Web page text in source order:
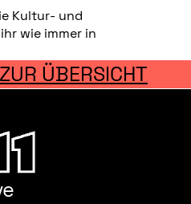
Kultur- und
wie immer in
ÜBERSICHT